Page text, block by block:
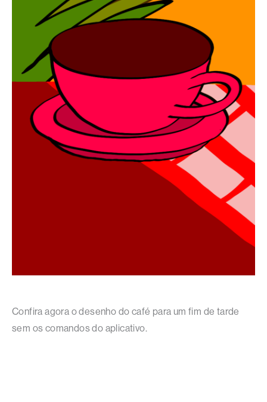
Confira agora o desenho do café para um fim de tarde
sem os comandos do aplicativo.